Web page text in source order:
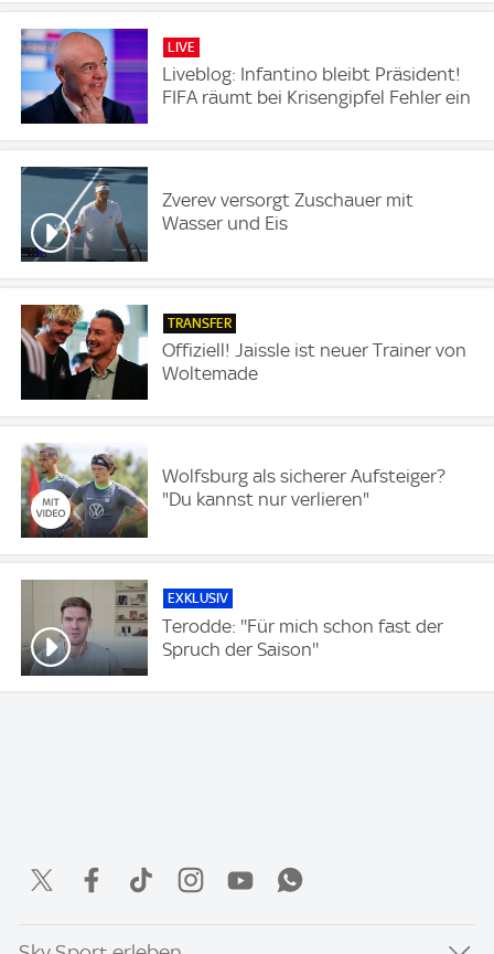
LIVE
Liveblog: Infantino bleibt Präsident!
FIFA räumt bei Krisengipfel Fehler ein
Zverev versorgt Zuschauer mit
Wasser und Eis
TRANSFER
Offiziell! Jaissle ist neuer Trainer von
Woltemade
Wolfsburg als sicherer Aufsteiger?
"Du kannst nur verlieren"
EXKLUSIV
Terodde: ''Für mich schon fast der
Spruch der Saison''